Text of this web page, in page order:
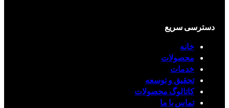
دسترسی سریع
خانه
محصولات
خدمات
تحقیق و توسعه
کاتالوگ محصولات
تماس با ما